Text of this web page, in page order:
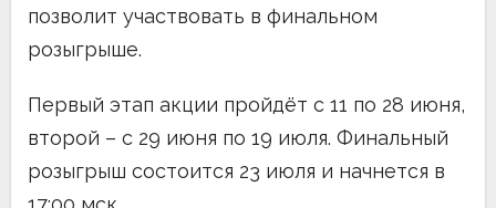
позволит участвовать в финальном
розыгрыше.
Первый этап акции пройдёт с 11 по 28 июня,
второй – с 29 июня по 19 июля. Финальный
розыгрыш состоится 23 июля и начнется в